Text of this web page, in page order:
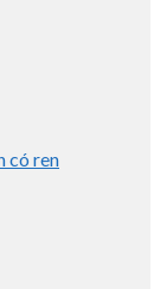
có ren